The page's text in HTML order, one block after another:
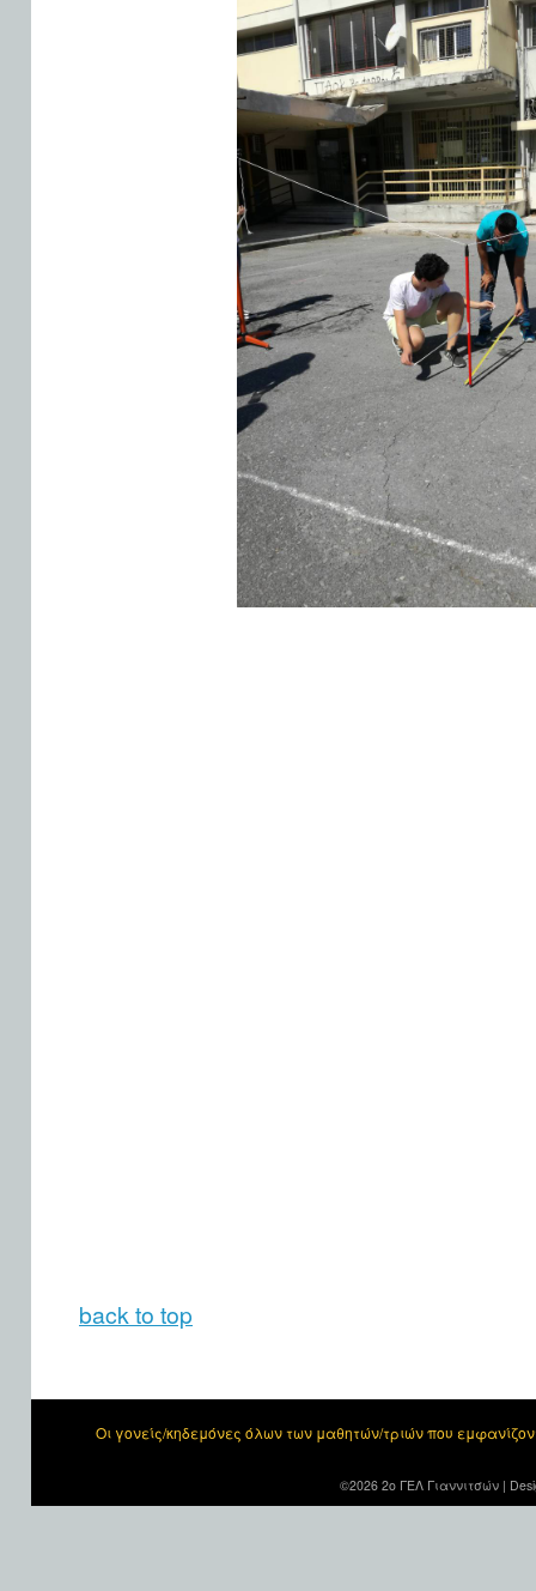
back to top
Οι γονείς/κηδεμόνες όλων των μαθητών/τριών που
©2026 2ο ΓΕΛ Γιαννιτσών |